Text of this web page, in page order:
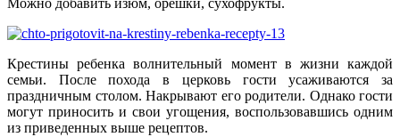
Можно добавить изюм, орешки, сухофрукты.
Крестины ребенка волнительный момент в жизни каждой
семьи. После похода в церковь гости усаживаются за
праздничным столом. Накрывают его родители. Однако гости
могут приносить и свои угощения, воспользовавшись одним
из приведенных выше рецептов.